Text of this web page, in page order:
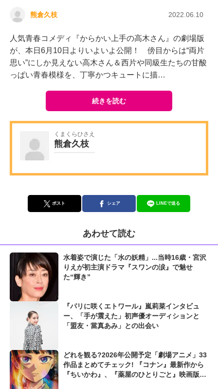
熊倉久枝 2022.06.10
人気青春コメディ『からかい上手の高木さん』の劇場版
が、本日6月10日よりいよいよ公開！ 傍目からは“両片
思い”にしか見えない高木さん＆西片や同級生たちの甘酸
っぱい青春模様を、丁寧かつキュートに描…
続きを読む
くまくらひさえ
熊倉久枝
ポスト シェア LINEで送る
あわせて読む
水着姿で演じた「水の妖精」...当時16歳・宮沢
りえが初主演ドラマ『スワンの涙』で魅せ
た“輝き”
『パリに咲くエトワール』嵐莉菜インタビュ
ー、「手が震えた」初声優オーディションと
「盟友・當真あみ」との出会い
どれを観る?2026年公開予定「劇場アニメ」33
作品まとめてチェック! 『コナン』最新作から
『ちいかわ』、『薬屋のひとりごと』映画版ま